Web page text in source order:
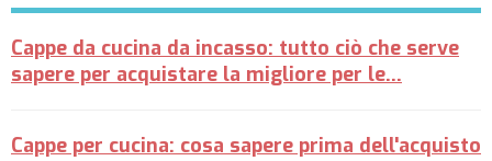
Cappe da cucina da incasso: tutto ciò che serve
sapere per acquistare la migliore per le…
Cappe per cucina: cosa sapere prima dell'acquisto